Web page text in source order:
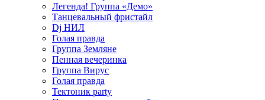
Легенда! Группа «Демо»
Танцевальный фристайл
Dj НИЛ
Голая правда
Группа Земляне
Пенная вечеринка
Группа Вирус
Голая правда
Тектоник party